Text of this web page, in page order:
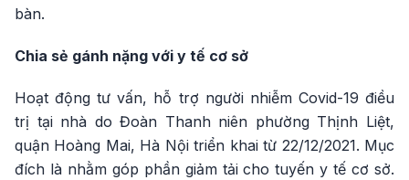
bàn.
Chia sẻ gánh nặng với y tế cơ sở
Hoạt động tư vấn, hỗ trợ người nhiễm Covid-19 điều
trị tại nhà do Đoàn Thanh niên phường Thịnh Liệt,
quận Hoàng Mai, Hà Nội triển khai từ 22/12/2021. Mục
đích là nhằm góp phần giảm tải cho tuyến y tế cơ sở.